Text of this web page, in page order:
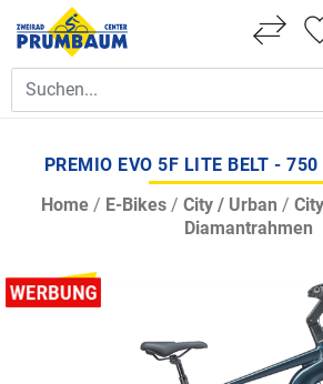
PREMIO EVO 5F LITE BELT -
Home/ E-Bikes/ City / Urban /
Diamantrahmen